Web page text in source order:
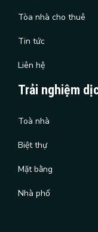
Tòa nhà cho thuê
Tin tức
Liên hệ
Trải nghiệm
Toà nhà
Biệt thự
Mặt bằng
Nhà phố